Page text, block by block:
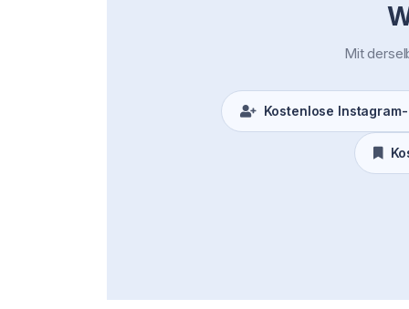
Mit
Kostenlose